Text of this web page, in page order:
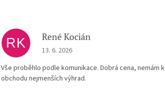
RK René Kocián
The store rating is 5 out of 5 stars.
13. 6. 2026
Vše proběhlo podle komunikace. Dobrá cena, nemám k
obchodu nejmenších výhrad.